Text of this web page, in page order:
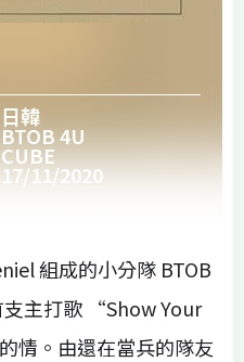
日韓
BTOB 4U
CUBE
17/11/2020
組成的小分隊 BTOB
支主打歌 “Show Your
情。由還在當兵的隊友